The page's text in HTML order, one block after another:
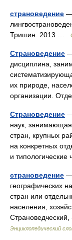
страноведение —
Тришин. 2013 …
Страноведение
дисциплина,
их природе,
организации.
Страноведение
наук,
стран, крупных
на конкретных
и
страноведение —
географических
стран или
населения,
Энциклопедический